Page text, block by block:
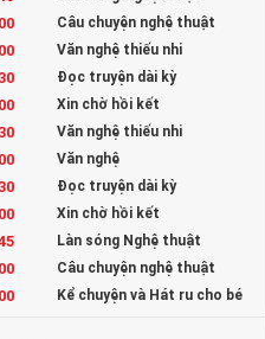
Câu chuyện nghệ thuật
Văn nghệ thiếu nhi
Đọc truyện dài kỳ
Xin chờ hồi kết
Văn nghệ thiếu nhi
Văn nghệ
Đọc truyện dài kỳ
Xin chờ hồi kết
Làn sóng Nghệ thuật
Câu chuyện nghệ thuật
Kể chuyện và Hát ru cho bé